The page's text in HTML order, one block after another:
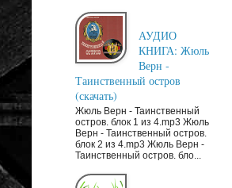
АУДИО
КНИГА: Жюль
Верн -
Таинственный остров
(скачать)
Жюль Верн - Таинственный
остров. блок 1 из 4.mp3 Жюль
Верн - Таинственный остров.
блок 2 из 4.mp3 Жюль Верн -
Таинственный остров. бло...